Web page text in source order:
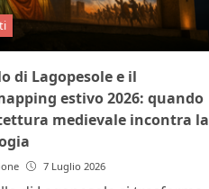
di Lagopesole e il
estivo 2026: quando
medievale incontra la
7 Luglio 2026